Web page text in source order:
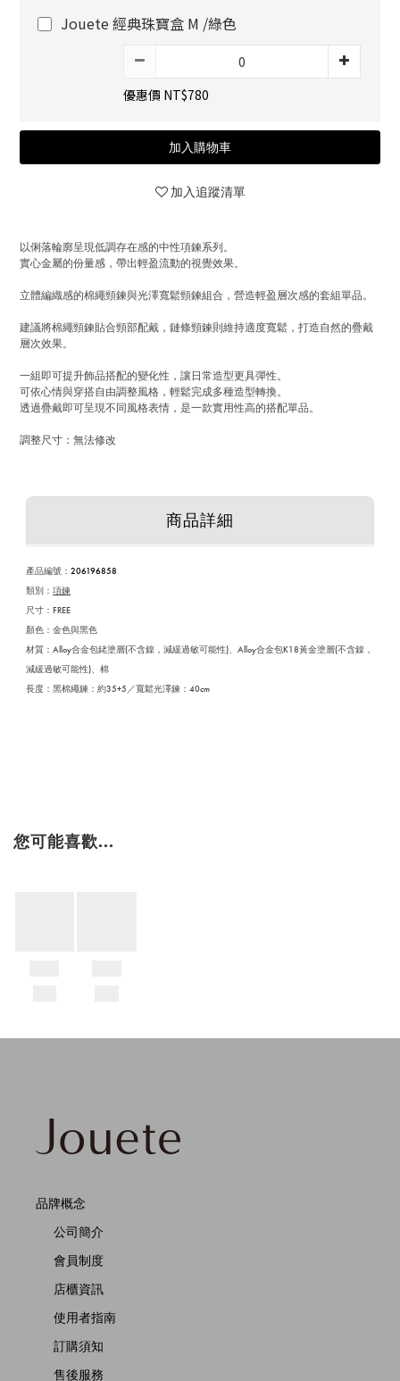
Jouete 經典珠寶盒 M /綠色
優惠價 NT$780
加入購物車
加入追蹤清單
以俐落輪廓呈現低調存在感的中性項鍊系列。
實心金屬的份量感，帶出輕盈流動的視覺效果。
立體編織感的棉繩頸鍊與光澤寬鬆頸鍊組合，營造輕盈層次感的套組單品。
建議將棉繩頸鍊貼合頸部配戴，鏈條頸鍊則維持適度寬鬆，打造自然的疊戴
層次效果。
一組即可提升飾品搭配的變化性，讓日常造型更具彈性。
可依心情與穿搭自由調整風格，輕鬆完成多種造型轉換。
透過疊戴即可呈現不同風格表情，是一款實用性高的搭配單品。
調整尺寸：無法修改
商品詳細
產品編號 ： 206196858
類別： 項鍊
尺寸：FREE
顏色：金色與黑色
材質：Alloy合金包銠塗層(不含鎳，減緩過敏可能性)、Alloy合金包K18黃金塗層(不含鎳，
減緩過敏可能性)、棉
長度：黑棉繩鍊：約35+5／寬鬆光澤鍊：40cm
您可能喜歡...
品牌概念
公司簡介
會員制度
店櫃資訊
使用者指南
訂購須知
售後服務